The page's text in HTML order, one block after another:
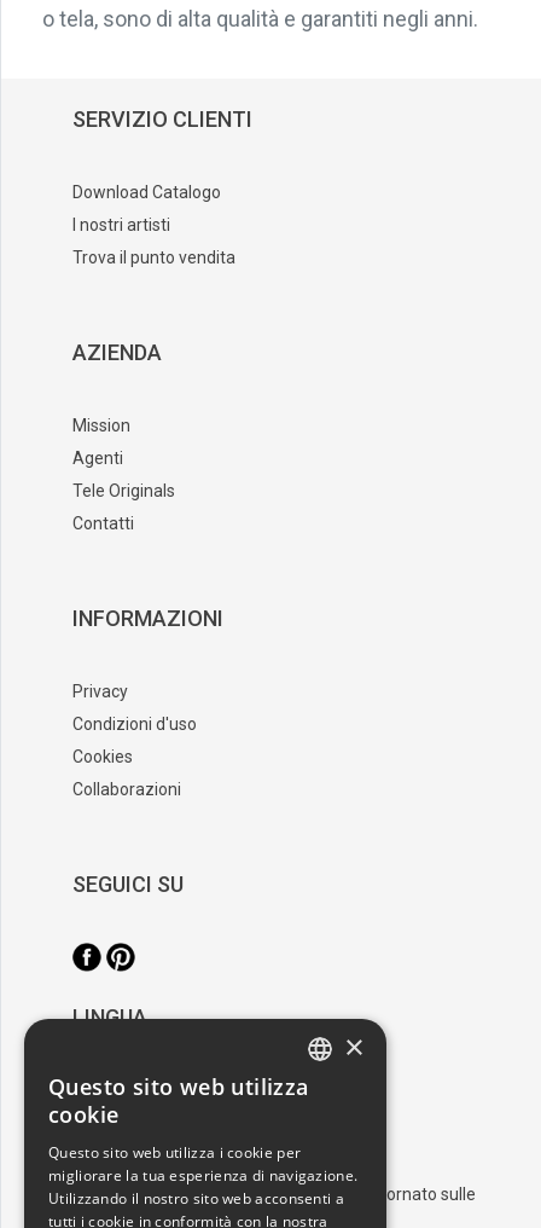
o tela, sono di alta qualità e garantiti negli anni.
SERVIZIO CLIENTI
Download Catalogo
I nostri artisti
Trova il punto vendita
AZIENDA
Mission
Agenti
Tele Originals
Contatti
INFORMAZIONI
Privacy
Condizioni d'uso
Cookies
Collaborazioni
SEGUICI SU
LINGUA
Iscriviti alla nostra newsletter e resta aggiornato sulle
ultime novità nel mondo dell'arte
×
Questo sito web utilizza
cookie
Questo sito web utilizza i cookie per
migliorare la tua esperienza di navigazione.
Utilizzando il nostro sito web acconsenti a
tutti i cookie in conformità con la nostra